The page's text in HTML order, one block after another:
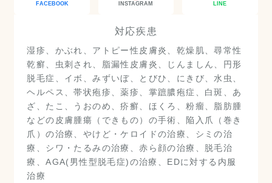
FACEBOOK INSTAGRAM LINE
対応疾患
湿疹、かぶれ、アトピー性皮膚炎、乾燥肌、尋常性
乾癬、虫刺され、脂漏性皮膚炎、じんましん、円形
脱毛症、イボ、みずいぼ、とびひ、にきび、水虫、
ヘルペス、帯状疱疹、薬疹、掌蹠膿疱症、白斑、あ
ざ、たこ、うおのめ、疥癬、ほくろ、粉瘤、脂肪腫
などの皮膚腫瘍（できもの）の手術、陥入爪（巻き
爪）の治療、やけど・ケロイドの治療、シミの治
療、シワ・たるみの治療、赤ら顔の治療、脱毛治
療、AGA(男性型脱毛症)の治療、EDに対する内服
治療